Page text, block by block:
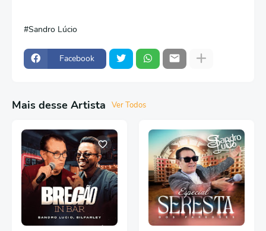
Sandro Lúcio
Facebook
Mais desse Artista Ver Todos